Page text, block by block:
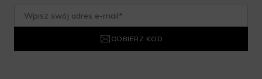
ODBIERZ KOD